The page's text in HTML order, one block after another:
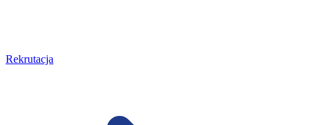
Rekrutacja